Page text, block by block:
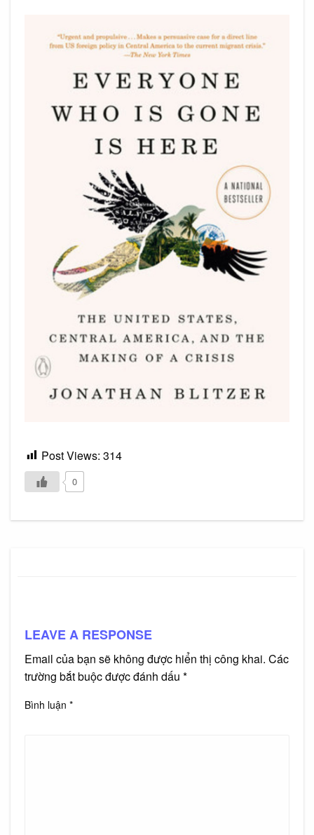
Post Views: 314
0
LEAVE A RESPONSE
Email của bạn sẽ không được hiển thị công khai. Các
trường bắt buộc được đánh dấu *
Bình luận *